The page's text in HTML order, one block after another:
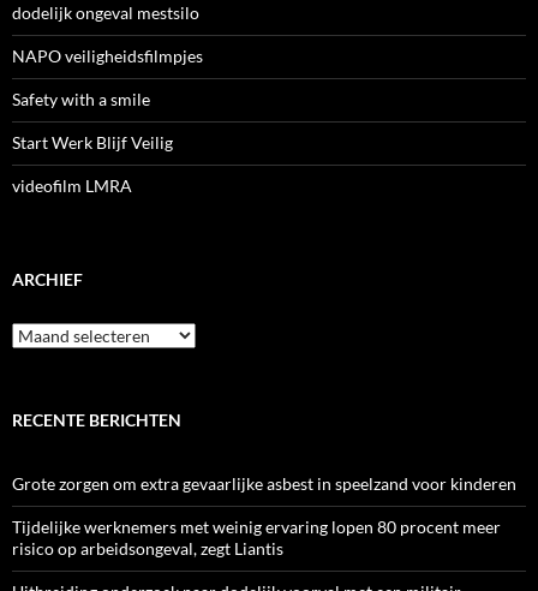
dodelijk ongeval mestsilo
NAPO veiligheidsfilmpjes
Safety with a smile
Start Werk Blijf Veilig
videofilm LMRA
ARCHIEF
Archief
RECENTE BERICHTEN
Grote zorgen om extra gevaarlijke asbest in speelzand voor kinderen
Tijdelijke werknemers met weinig ervaring lopen 80 procent meer
risico op arbeidsongeval, zegt Liantis